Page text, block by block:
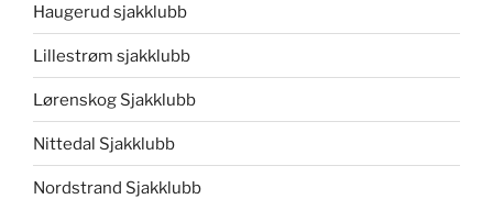
Haugerud sjakklubb
Lillestrøm sjakklubb
Lørenskog Sjakklubb
Nittedal Sjakklubb
Nordstrand Sjakklubb